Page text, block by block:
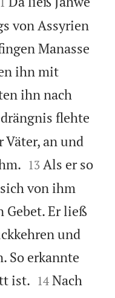
von Assyrien
Manasse
ihn mit
ihn nach
flehte
Väter, an und


13 Als er so
von ihm
Gebet. Er ließ
und
So erkannte
ist. 

14 Nach